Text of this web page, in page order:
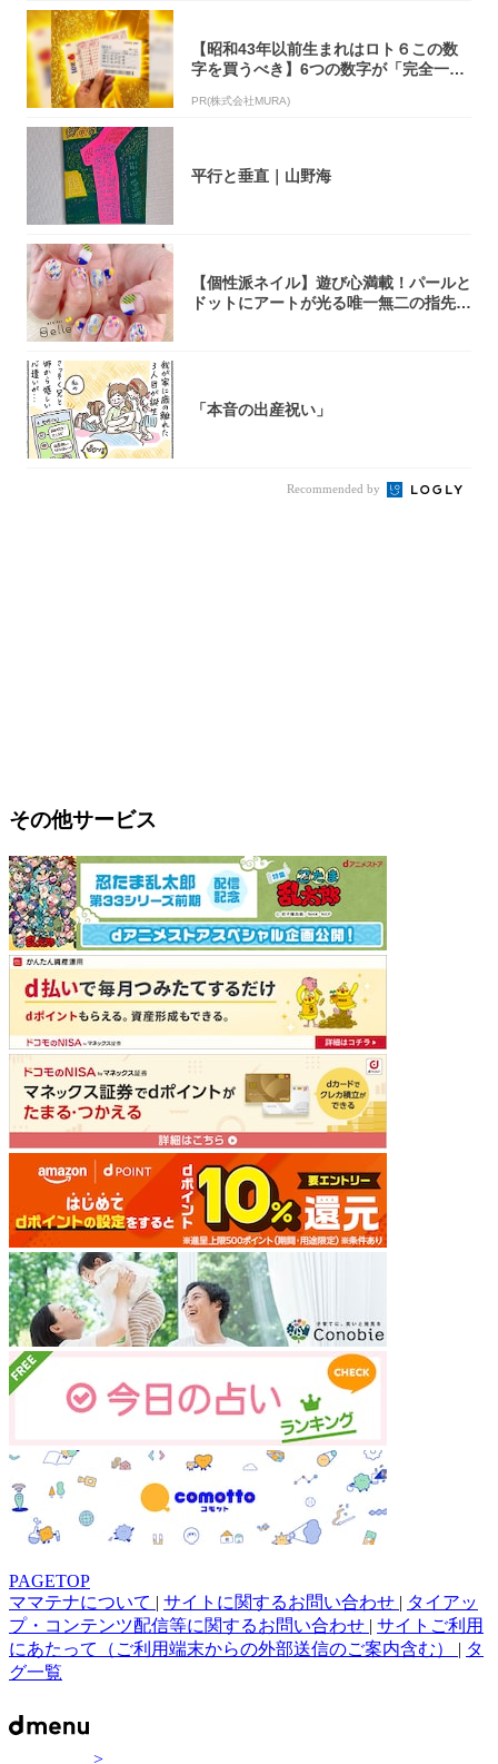
【昭和43年以前生まれはロト６この数
字を買うべき】6つの数字が「完全一
PR(株式会社MURA)
平行と垂直｜山野海
【個性派ネイル】遊び心満載！パールと
ドットにアートが光る唯一無二の指先が
「本音の出産祝い」
Recommended by
その他サービス
PAGETOP
ママテナについて | サイトに関するお問い合わせ | タイアッ
プ・コンテンツ配信等に関するお問い合わせ | サイトご利用
にあたって（ご利用端末からの外部送信のご案内含む） | タ
グ一覧
>